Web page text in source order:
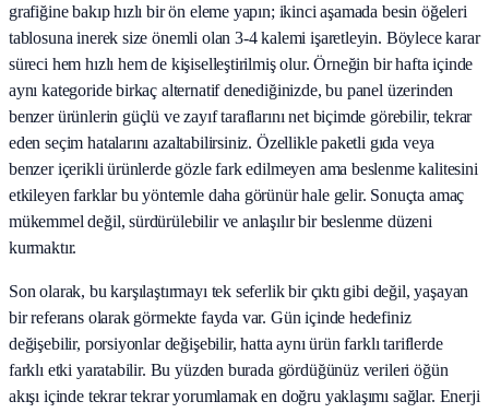
grafiğine bakıp hızlı bir ön eleme yapın; ikinci aşamada besin öğeleri
tablosuna inerek size önemli olan 3-4 kalemi işaretleyin. Böylece karar
süreci hem hızlı hem de kişiselleştirilmiş olur. Örneğin bir hafta içinde
aynı kategoride birkaç alternatif denediğinizde, bu panel üzerinden
benzer ürünlerin güçlü ve zayıf taraflarını net biçimde görebilir, tekrar
eden seçim hatalarını azaltabilirsiniz. Özellikle paketli gıda veya
benzer içerikli ürünlerde gözle fark edilmeyen ama beslenme kalitesini
etkileyen farklar bu yöntemle daha görünür hale gelir. Sonuçta amaç
mükemmel değil, sürdürülebilir ve anlaşılır bir beslenme düzeni
kurmaktır.
Son olarak, bu karşılaştırmayı tek seferlik bir çıktı gibi değil, yaşayan
bir referans olarak görmekte fayda var. Gün içinde hedefiniz
değişebilir, porsiyonlar değişebilir, hatta aynı ürün farklı tariflerde
farklı etki yaratabilir. Bu yüzden burada gördüğünüz verileri öğün
akışı içinde tekrar tekrar yorumlamak en doğru yaklaşımı sağlar. Enerji